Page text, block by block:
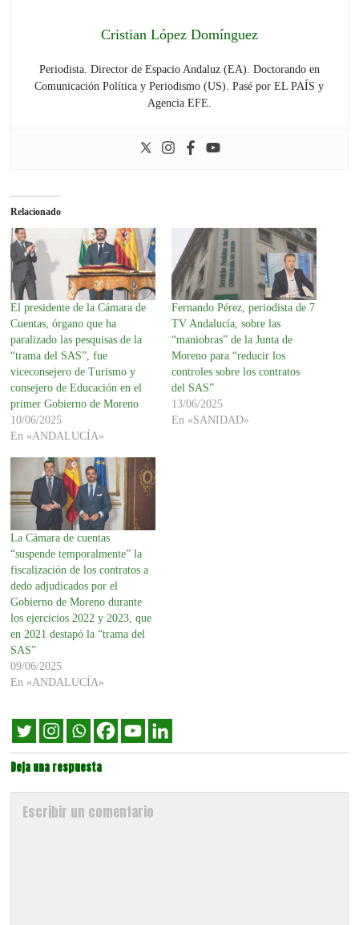
Cristian López Domínguez
Periodista. Director de Espacio Andaluz (EA). Doctorando en
Comunicación Política y Periodismo (US). Pasé por EL PAÍS y
Agencia EFE.
Relacionado
El presidente de la Cámara de
Cuentas, órgano que ha
paralizado las pesquisas de la
“trama del SAS”, fue
viceconsejero de Turismo y
consejero de Educación en el
primer Gobierno de Moreno
10/06/2025
En «ANDALUCÍA»
Fernando Pérez, periodista de 7
TV Andalucía, sobre las
“maniobras” de la Junta de
Moreno para “reducir los
controles sobre los contratos
del SAS”
13/06/2025
En «SANIDAD»
La Cámara de cuentas
“suspende temporalmente” la
fiscalización de los contratos a
dedo adjudicados por el
Gobierno de Moreno durante
los ejercicios 2022 y 2023, que
en 2021 destapó la “trama del
SAS”
09/06/2025
En «ANDALUCÍA»
Deja una respuesta